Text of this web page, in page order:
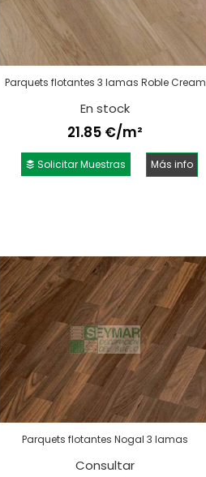
Parquets flotantes 3 lamas Roble Cream
En stock
21.85 €/m²
Solicitar Muestras Más info
Parquets flotantes Nogal 3 lamas
Consultar